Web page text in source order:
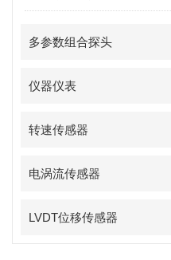
多参数组合探头
仪器仪表
转速传感器
电涡流传感器
LVDT位移传感器